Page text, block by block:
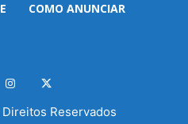
COMO ANUNCIAR
Reservados